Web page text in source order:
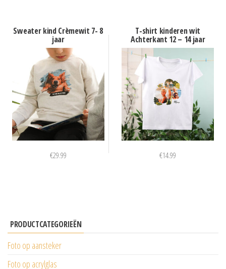
Sweater kind Crèmewit 7- 8
jaar
€29.99
T-shirt kinderen wit
Achterkant 12 – 14 jaar
€14.99
PRODUCTCATEGORIEËN
Foto op aansteker
Foto op acrylglas